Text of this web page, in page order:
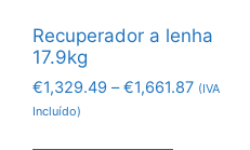
Recuperador a lenha
17.9kg
€1,329.49 – €1,661.87 (IVA
Incluído)